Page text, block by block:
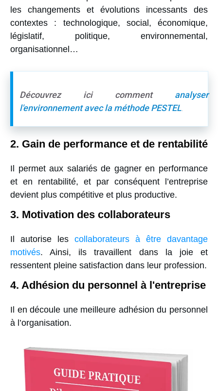
les changements et évolutions incessants des
contextes : technologique, social, économique,
législatif, politique, environnemental,
organisationnel…
Découvrez ici comment analyser
l'environnement avec la méthode PESTEL
2. Gain de performance et de rentabilité
Il permet aux salariés de gagner en performance
et en rentabilité, et par conséquent l’entreprise
devient plus compétitive et plus productive.
3. Motivation des collaborateurs
Il autorise les collaborateurs à être davantage
motivés. Ainsi, ils travaillent dans la joie et
ressentent pleine satisfaction dans leur profession.
4. Adhésion du personnel à l'entreprise
Il en découle une meilleure adhésion du personnel
à l’organisation.